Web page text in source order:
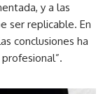
y a las
ser replicable. En
conclusiones ha